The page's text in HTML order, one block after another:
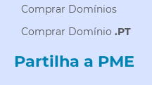
Comprar Domínios
Comprar Domínio .PT
Partilha a PME